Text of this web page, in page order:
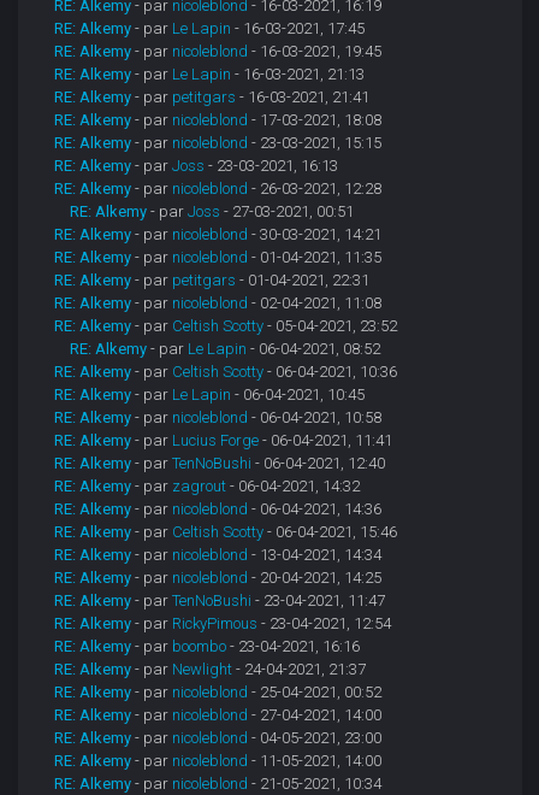
RE: Alkemy - par nicoleblond - 16-03-2021, 16:19
RE: Alkemy - par Le Lapin - 16-03-2021, 17:45
RE: Alkemy - par nicoleblond - 16-03-2021, 19:45
RE: Alkemy - par Le Lapin - 16-03-2021, 21:13
RE: Alkemy - par petitgars - 16-03-2021, 21:41
RE: Alkemy - par nicoleblond - 17-03-2021, 18:08
RE: Alkemy - par nicoleblond - 23-03-2021, 15:15
RE: Alkemy - parJoss - 23-03-2021, 16:13
RE: Alkemy - par nicoleblond - 26-03-2021, 12:28
RE: Alkemy - parJoss - 27-03-2021, 00:51
RE: Alkemy - par nicoleblond - 30-03-2021, 14:21
RE: Alkemy - par nicoleblond - 01-04-2021, 11:35
RE: Alkemy - par petitgars - 01-04-2021, 22:31
RE: Alkemy - par nicoleblond - 02-04-2021, 11:08
RE: Alkemy - par Celtish Scotty - 05-04-2021, 23:52
RE: Alkemy - par Le Lapin - 06-04-2021, 08:52
RE: Alkemy - par Celtish Scotty - 06-04-2021, 10:36
RE: Alkemy - par Le Lapin - 06-04-2021, 10:45
RE: Alkemy - par nicoleblond - 06-04-2021, 10:58
RE: Alkemy - par Lucius Forge - 06-04-2021, 11:41
RE: Alkemy - parTenNoBushi - 06-04-2021, 12:40
RE: Alkemy - par zagrout - 06-04-2021, 14:32
RE: Alkemy - par nicoleblond - 06-04-2021, 14:36
RE: Alkemy - par Celtish Scotty - 06-04-2021, 15:46
RE: Alkemy - par nicoleblond - 13-04-2021, 14:34
RE: Alkemy - par nicoleblond - 20-04-2021, 14:25
RE: Alkemy - parTenNoBushi - 23-04-2021, 11:47
RE: Alkemy - par RickyPimous - 23-04-2021, 12:54
RE: Alkemy - par boombo - 23-04-2021, 16:16
RE: Alkemy - par Newlight - 24-04-2021, 21:37
RE: Alkemy - par nicoleblond - 25-04-2021, 00:52
RE: Alkemy - par nicoleblond - 27-04-2021, 14:00
RE: Alkemy - par nicoleblond - 04-05-2021, 23:00
RE: Alkemy - par nicoleblond - 11-05-2021, 14:00
RE: Alkemy - par nicoleblond - 21-05-2021, 10:34